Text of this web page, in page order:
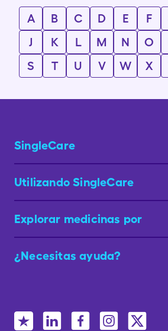
A B C D E F
J
K L M N O
S
T U V W X
SingleCare
Utilizando SingleCare
Explorar medicinas por
¿Necesitas ayuda?